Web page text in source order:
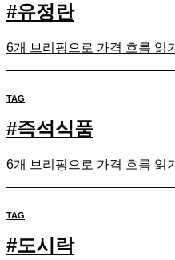
#유정란
6개 브리핑으로 가격 흐름 읽기
TAG
#즉석식품
6개 브리핑으로 가격 흐름 읽기
TAG
#도시락